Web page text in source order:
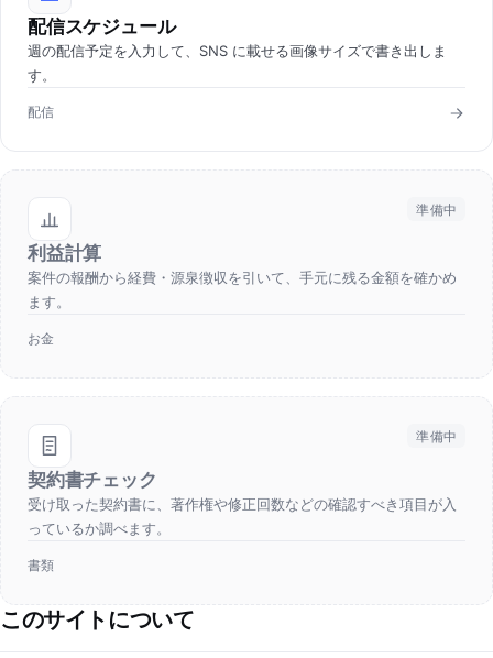
配信スケジュール
週の配信予定を入力して、SNS に載せる画像サイズで書き出しま
す。
配信
準備中
利益計算
案件の報酬から経費・源泉徴収を引いて、手元に残る金額を確かめ
ます。
お金
準備中
契約書チェック
受け取った契約書に、著作権や修正回数などの確認すべき項目が入
っているか調べます。
書類
このサイトについて